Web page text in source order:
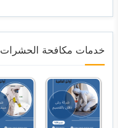
خدمات مكافحة الحشرات